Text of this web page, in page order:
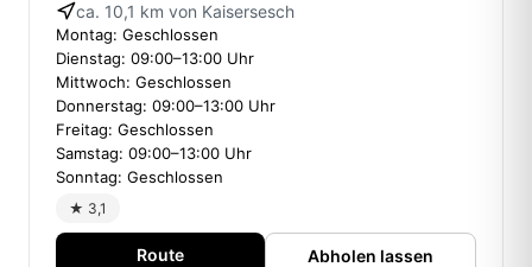
ca. 10,1 km von Kaisersesch
Montag: Geschlossen
Dienstag: 09:00–13:00 Uhr
Mittwoch: Geschlossen
Donnerstag: 09:00–13:00 Uhr
Freitag: Geschlossen
Samstag: 09:00–13:00 Uhr
Sonntag: Geschlossen
★ 3,1
Route Abholen lassen